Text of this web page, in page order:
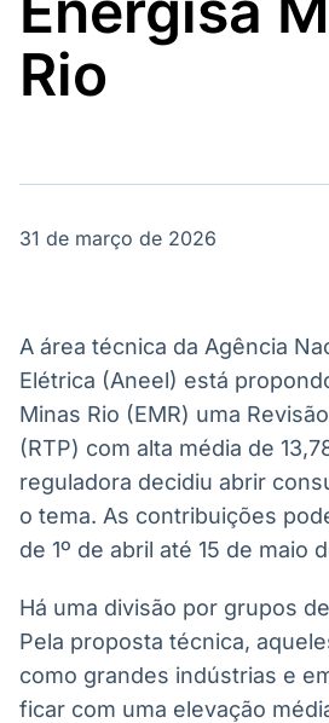
O
energia
Soluções de Dados
e Conteúdos
Rio
31 de março de 2026
A área técnica da Agência
Elétrica (Aneel) está
Minas Rio (EMR) uma
(RTP) com alta média de
reguladora decidiu abrir
o tema. As contribuições
de 1º de abril até 15 de maio
Há uma divisão por grupos
Pela proposta técnica,
como grandes indústrias e
ficar com uma elevação